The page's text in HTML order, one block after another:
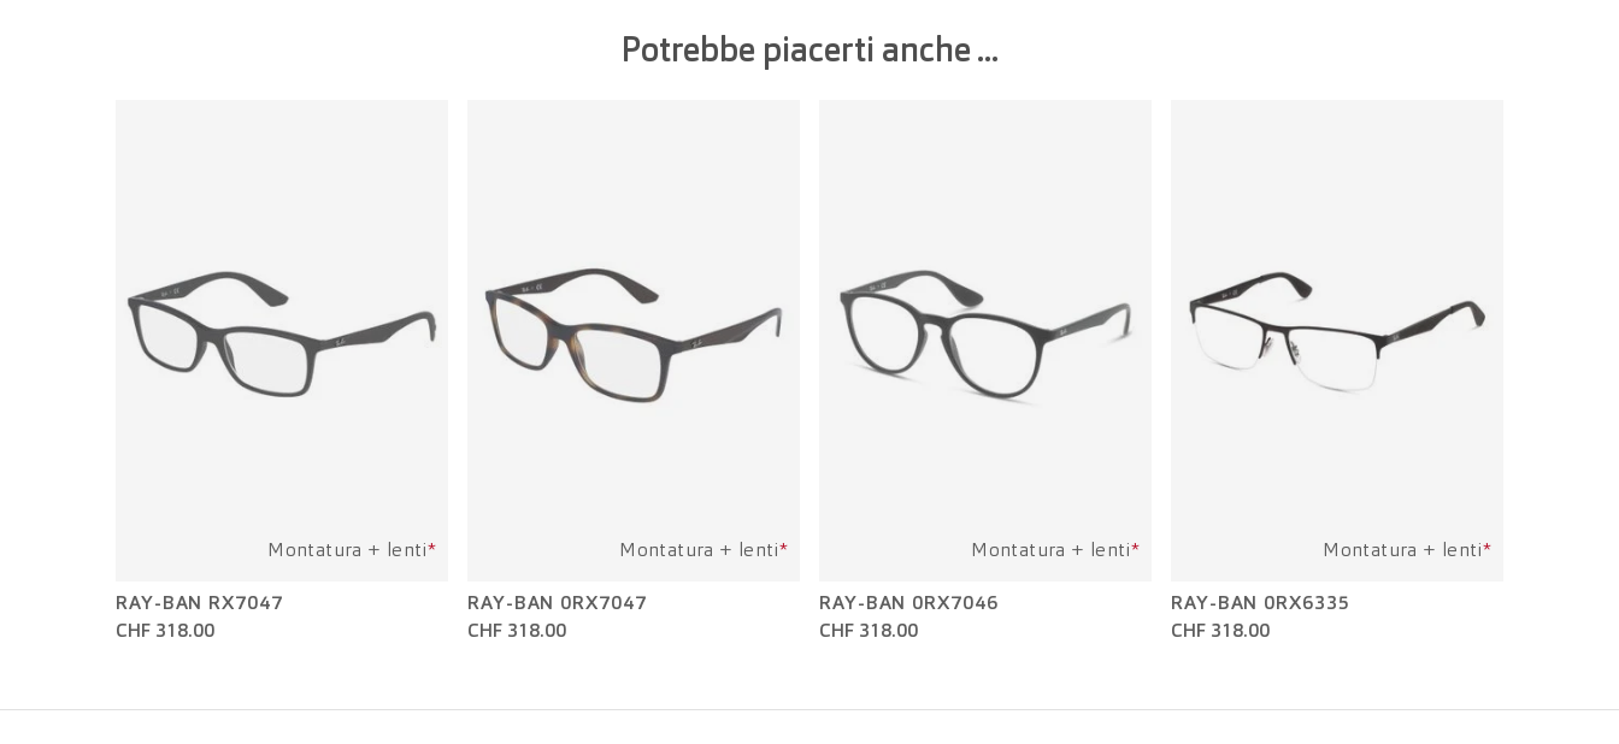
Potrebbe piacerti anche ...
Montatura + lenti*
RAY-BAN RX7047
CHF 318.00
Montatura + lenti*
RAY-BAN 0RX7047
CHF 318.00
Montatura + lenti*
RAY-BAN 0RX7046
CHF 318.00
Montatura + lenti*
RAY-BAN 0RX6335
CHF 318.00